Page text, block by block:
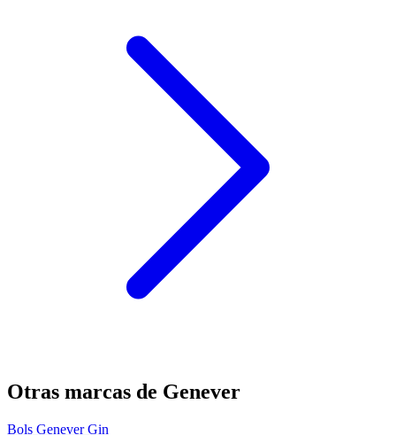
Otras marcas de Genever
Bols Genever Gin